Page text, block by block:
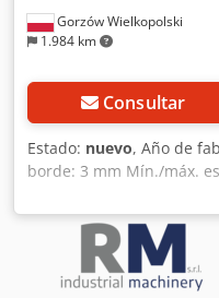
Gorzów Wielkopolski
1.984 km
Consultar
Estado: nuevo, Año de
borde: 3 mm Mín./máx.
Mín. longitud de la
avance: aprox. 10 m/
3,5 min. Máx. consumo
eléctrica: 400 V – 3
trabajo: aprox. 900 mm